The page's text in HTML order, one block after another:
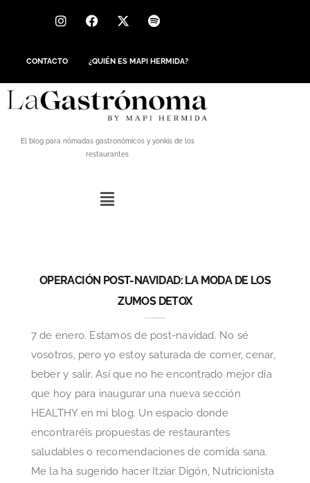
CONTACTO ¿QUIÉN ES MAPI HERMIDA?
El blog para nómadas gastronómicos y yonkis de los
restaurantes
OPERACIÓN POST-NAVIDAD: LA MODA DE LOS
ZUMOS DETOX
7 de enero. Estamos de post-navidad. No sé
vosotros, pero yo estoy saturada de comer, cenar,
beber y salir. Así que no he encontrado mejor día
que hoy para inaugurar una nueva sección
HEALTHY en mi blog. Un espacio donde
encontraréis propuestas de restaurantes
saludables o recomendaciones de comida sana.
Me la ha sugerido hacer Itziar Digón, Nutricionista